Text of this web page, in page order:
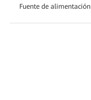
Fuente de